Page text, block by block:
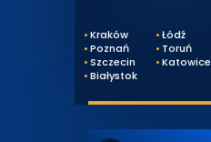
Kraków Łódź
Poznań
Toruń
Szczecin
Katowice
Białystok